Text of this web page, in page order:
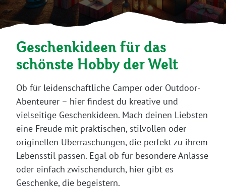
Geschenkideen für das
schönste Hobby der Welt
Ob für leidenschaftliche Camper oder Outdoor-
Abenteurer – hier findest du kreative und
vielseitige Geschenkideen. Mach deinen Liebsten
eine Freude mit praktischen, stilvollen oder
originellen Überraschungen, die perfekt zu ihrem
Lebensstil passen. Egal ob für besondere Anlässe
oder einfach zwischendurch, hier gibt es
Geschenke, die begeistern.